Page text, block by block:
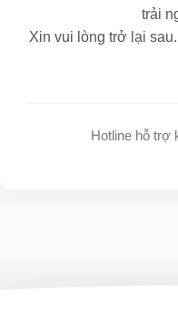
trải
Xin vui lòng trở lại
Hotline hỗ trợ